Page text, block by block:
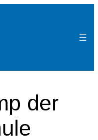
der